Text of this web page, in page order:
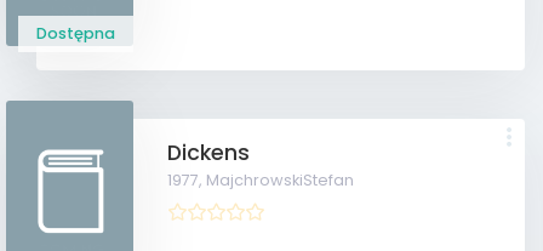
Dostępna
Dickens
1977, MajchrowskiStefan